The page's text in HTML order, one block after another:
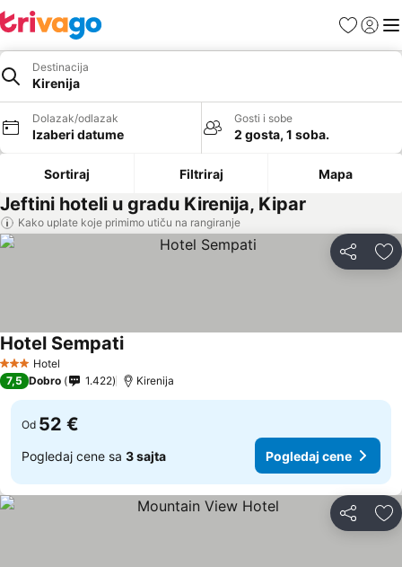
FavoritiPrijavi
Destinacija
Kirenija
Dolazak/odlazak
Izaberi datume
Gosti i sobe
2 gosta, 1 soba.
Sortiraj Filtriraj Mapa
Jeftini hoteli u gradu Kirenija, Kipar
Kako uplate koje primimo utiču na rangiranje
Deli
3 Zvezdice
Hotel
Hotel SempatiPogledaj cene
7,5 Dobro 1.422 Kirenija
Od 52 €
Pogledaj cene sa 3 sajta Pogledaj cene
Deli